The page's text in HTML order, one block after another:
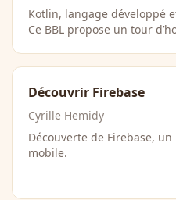
Kotlin, langage développé
Ce BBL propose un tour
Découvrir Firebase
Cyrille Hemidy
Découverte de Firebase,
mobile.